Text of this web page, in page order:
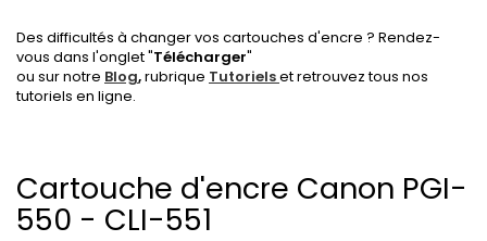
Des difficultés à changer vos cartouches d'encre ? Rendez-
vous dans l'onglet "Télécharger"
ou sur notre Blog,rubrique Tutorielset retrouvez tous nos
tutoriels en ligne.
Cartouche d'encre Canon PGI-
550 - CLI-551